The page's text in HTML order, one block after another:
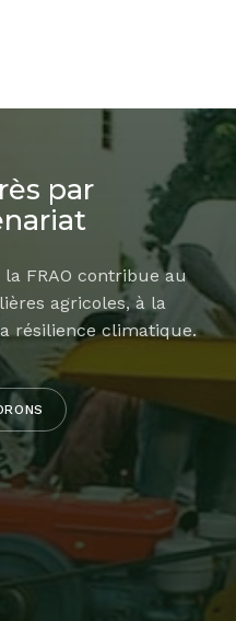
par
FRAO contribue au
agricoles, à la
résilience climatique.